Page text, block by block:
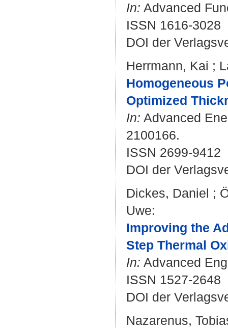
In: Advanced
ISSN 1616-3028
DOI der
Herrmann, Kai ;
Homogeneous
Optimized
In: Advanced
2100166.
ISSN 2699-9412
DOI der
Dickes, Daniel ;
Uwe:
Improving the
Step Thermal
In: Advanced
ISSN 1527-2648
DOI der
Nazarenus,